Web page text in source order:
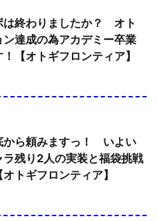
は終わりましたか？ オト
ン達成の為アカデミー卒業
【オトギフロンティア】
から頼みますっ！ いよい
ラ残り2人の実装と福袋挑戦
トギフロンティア】